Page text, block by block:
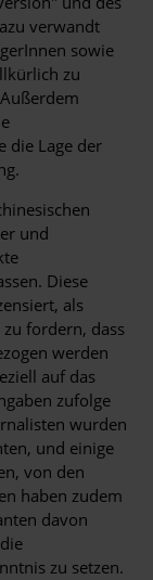
verwandt
sowie
zu
die Lage der
und
Diese
als
fordern, dass
werden
auf das
zufolge
wurden
und einige
von den
haben zudem
davon
zu setzen.